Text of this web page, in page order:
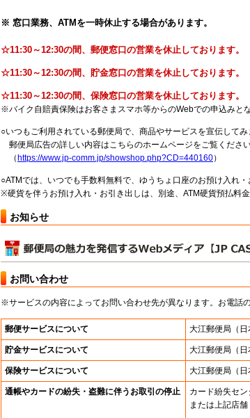
※ 窓口業務、ATMを一時休止する場合があります。
☆11:30～12:30の間、郵便窓口の営業を休止しております。
☆11:30～12:30の間、貯金窓口の営業を休止しております。
☆11:30～12:30の間、保険窓口の営業を休止しております。
※バイク自賠責保険はお客さまスマホ等からのWebでの申込みとな
○いつもご利用されている郵便局で、商品やサービスを宣伝してみ
郵便局広告の詳しい内容はこちらのホームページをご覧ください
（ https://www.jp-comm.jp/showshop.php?CD=440160）
○ATMでは、いつでも手数料無料で、ゆうちょ口座のお預け入れ・
※硬貨を伴うお預け入れ・お引き出しは、別途、ATM硬貨預払料金
お知らせ
お問い合わせ
※サービスの内容によってお問い合わせ先が異なります。お電話
郵便サービスについて 大江郵便局 （
貯金サービスについて 大江郵便局 （
保険サービスについて 大江郵便局 （
通帳やカードの紛失・盗難に伴うお取引の停止 カード紛失セン
または上記店舗